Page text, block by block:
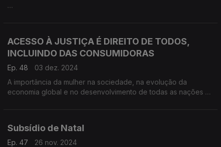
vossa lista de compras especial época de Natal. Sempre com
o intuito de economizar, tempo e dinheiro, descobrirá a
utilidade de ter esta “cábula” consigo.
ACESSO À JUSTIÇA É DIREITO DE TODOS,
INCLUINDO DAS CONSUMIDORAS
Ep. 48
03 dez. 2024
A importância da mulher na sociedade, na evolução da
economia global e no desenvolvimento de todas as nações e
Subsídio de Natal
Ep. 47
26 nov. 2024